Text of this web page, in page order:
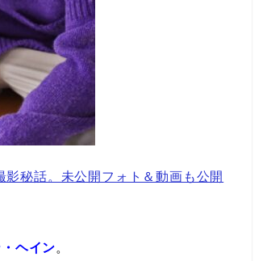
秘話。未公開フォト＆動画も公開
ヘイン。